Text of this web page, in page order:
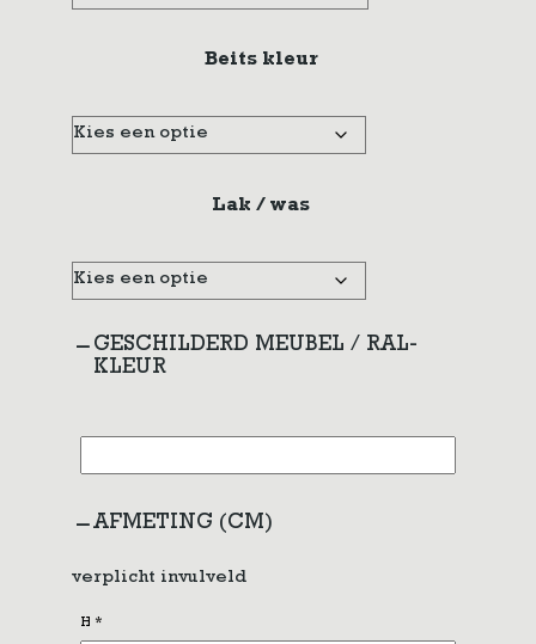
Beits kleur
Lak / was
GESCHILDERD MEUBEL / RAL-
KLEUR
AFMETING (CM)
verplicht invulveld
H *